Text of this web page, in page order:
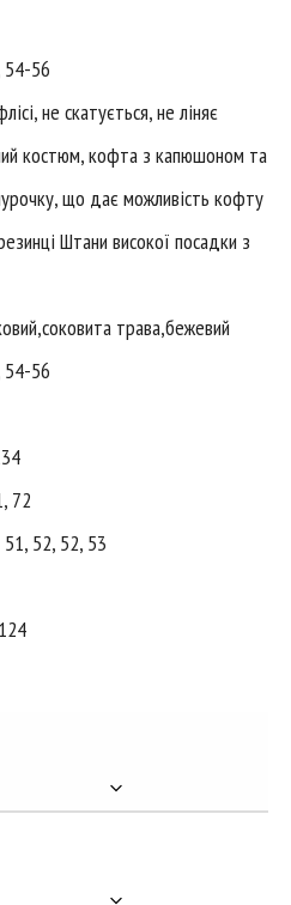
56
не скатується, не ліняє
костюм, кофта з капюшоном та
що дає можливість кофту
Штани високої посадки з
трава,бежевий
56
72
52, 52, 53